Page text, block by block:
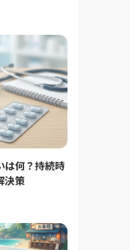
は何？持続時
決策